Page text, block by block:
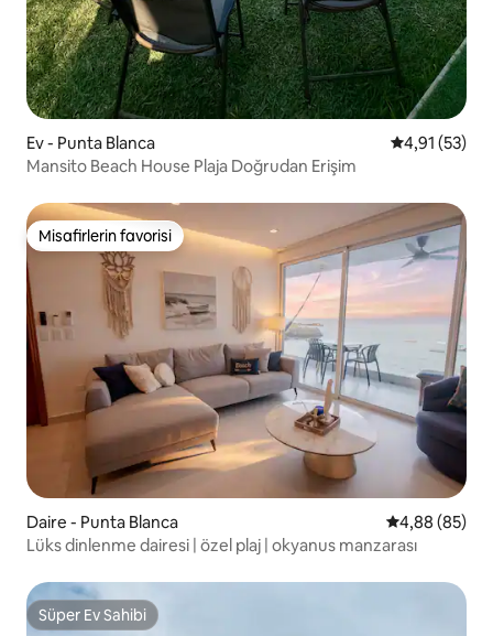
Ev - Punta Blanca 5 üzerinden
4,91 (53)
Mansito Beach House Plaja Doğrudan Erişim
Misafirlerin favorisi
Misafirlerin favorisi
Daire - Punta Blanca 5 üzerinden
4,88 (85)
Lüks dinlenme dairesi | özel plaj | okyanus manzarası
Süper Ev Sahibi
Süper Ev Sahibi